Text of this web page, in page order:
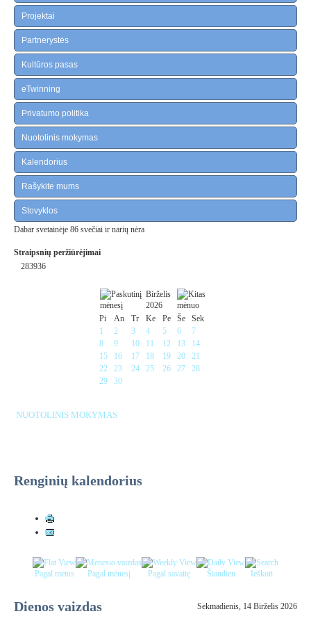
Projektai
Partnerystės
Kultūros pasas
eTwinning
Privatumo politika
Nuotolinis mokymas
Kalendorius
Rašykite mums
Stovyklos
Dabar svetainėje 86 svečiai ir narių nėra
Straipsnių peržiūrėjimai
283936
Birželis
2026
Pi
An Tr Ke Pe Še
Sek
1
2 3 4 5 6
7
8
9 10 11 12 13
14
15
16 17 18 19 20
21
22
23 24 25 26 27
28
29
30
NUOTOLINIS MOKYMAS
Renginių kalendorius
Pagal metus Pagal mėnesį Pagal savaitę Šiandien Ieškoti
Dienos vaizdas Sekmadienis, 14 Birželis 2026